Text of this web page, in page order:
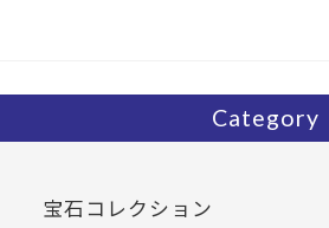
Category
宝石コレクション